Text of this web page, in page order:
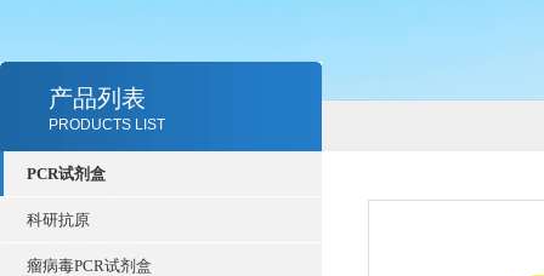
产品列表
PRODUCTS LIST
PCR试剂盒
科研抗原
瘤病毒PCR试剂盒